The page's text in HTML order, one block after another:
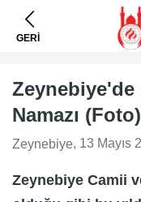
GERİ
Namazı (Foto)
Zeynebiye, 13 Mayıs
Zeynebiye Camii